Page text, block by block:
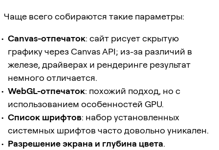
Чаще всего собираются такие параметры:
Canvas-отпечаток: сайт рисует скрытую
графику через Canvas API; из-за различий в
железе, драйверах и рендеринге результат
немного отличается.
WebGL-отпечаток: похожий подход, но с
использованием особенностей GPU.
Список шрифтов: набор установленных
системных шрифтов часто довольно уникален.
Разрешение экрана и глубина цвета.